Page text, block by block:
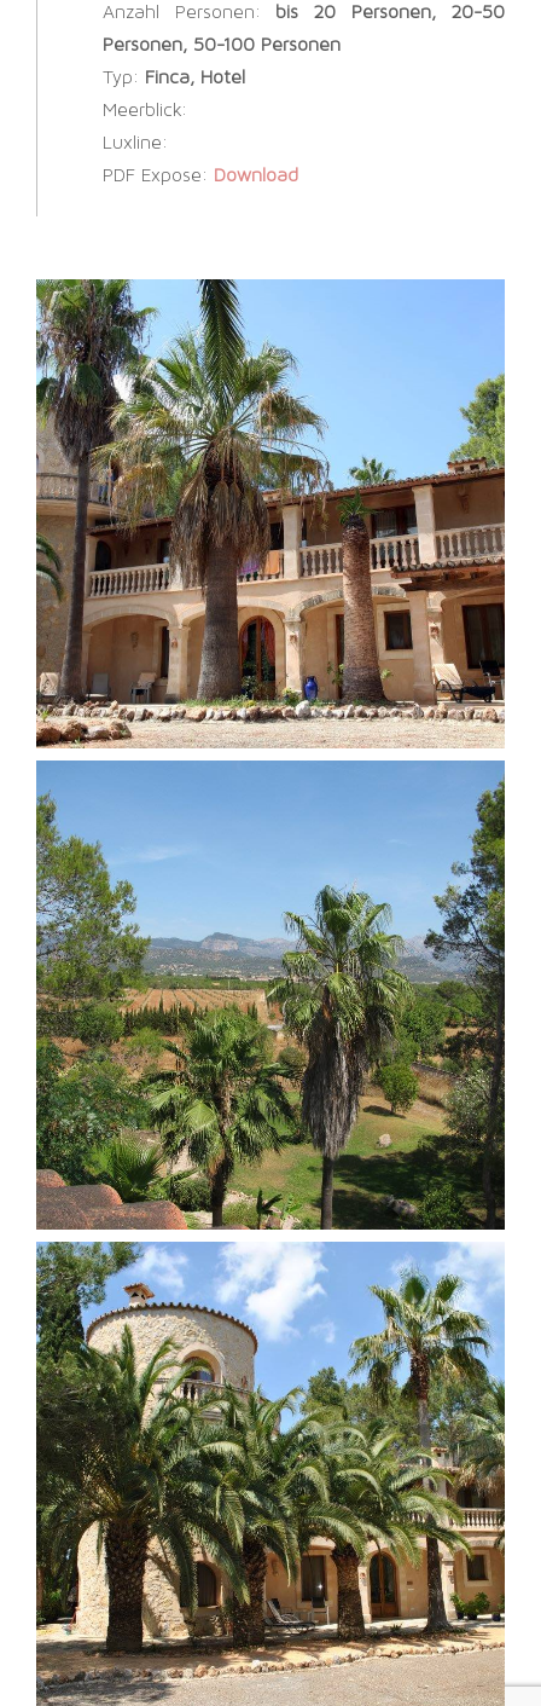
Anzahl Personen:
bis 20 Personen, 20-50
Personen, 50-100 Personen
Typ: Finca, Hotel
Meerblick:
Luxline:
PDF Expose: Download